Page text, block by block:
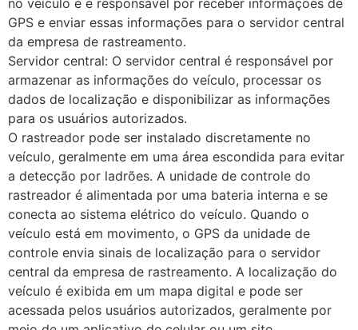
GPS e enviar essas informações para o servidor central
da empresa de rastreamento.
Servidor central: O servidor central é responsável por
armazenar as informações do veículo, processar os
dados de localização e disponibilizar as informações
para os usuários autorizados.
O rastreador pode ser instalado discretamente no
veículo, geralmente em uma área escondida para evitar
a detecção por ladrões. A unidade de controle do
rastreador é alimentada por uma bateria interna e se
conecta ao sistema elétrico do veículo. Quando o
veículo está em movimento, o GPS da unidade de
controle envia sinais de localização para o servidor
central da empresa de rastreamento. A localização do
veículo é exibida em um mapa digital e pode ser
acessada pelos usuários autorizados, geralmente por